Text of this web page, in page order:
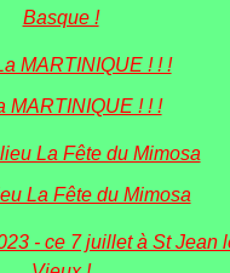
Basque !
MARTINIQUE ! ! !
La Fête du Mimosa